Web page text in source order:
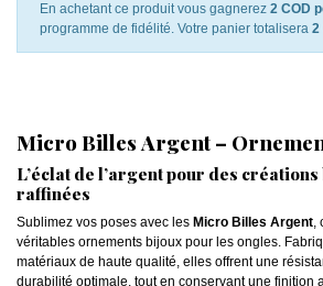
En achetant ce produit vous gagnerez 2 COD
programme de fidélité. Votre panier totalisera 2
Micro Billes Argent –
L’éclat de l’argent pour des
raffinées
Sublimez vos poses avec les Micro Billes Argent,
véritables ornements bijoux pour les ongles.
matériaux de haute qualité, elles offrent une
durabilité optimale, tout en conservant une finition